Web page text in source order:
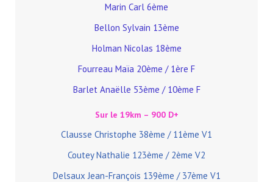
Marin Carl 6ème
Bellon Sylvain 13ème
Holman Nicolas 18ème
Fourreau Maïa 20ème / 1ère F
Barlet Anaëlle 53ème / 10ème F
Sur le 19km – 900 D+
Clausse Christophe 38ème / 11ème V1
Coutey Nathalie 123ème / 2ème V2
Delsaux Jean-François 139ème / 37ème V1